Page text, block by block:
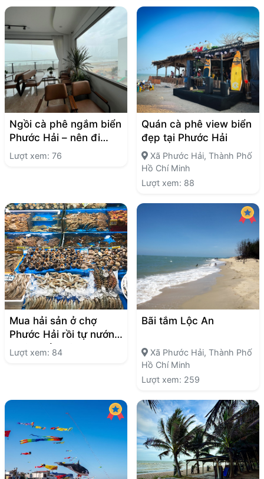
Ngồi cà phê ngắm biển
Phước Hải – nên đi
đâu?
Lượt xem: 76
Quán cà phê view biển
đẹp tại Phước Hải
Xã Phước Hải, Thành Phố
Hồ Chí Minh
Lượt xem: 88
Mua hải sản ở chợ
Phước Hải rồi tự nướng
– nên thử không?
Lượt xem: 84
Bãi tắm Lộc An
Xã Phước Hải, Thành Phố
Hồ Chí Minh
Lượt xem: 259